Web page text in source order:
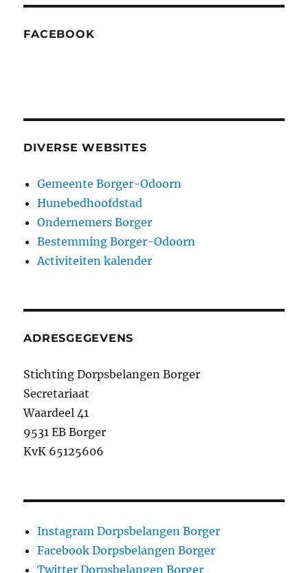
FACEBOOK
DIVERSE WEBSITES
Gemeente Borger-Odoorn
Hunebedhoofdstad
Ondernemers Borger
Bestemming Borger-Odoorn
Activiteiten kalender
ADRESGEGEVENS
Stichting Dorpsbelangen Borger
Secretariaat
Waardeel 41
9531 EB Borger
KvK 65125606
Instagram Dorpsbelangen Borger
Facebook Dorpsbelangen Borger
Twitter Dorpsbelangen Borger